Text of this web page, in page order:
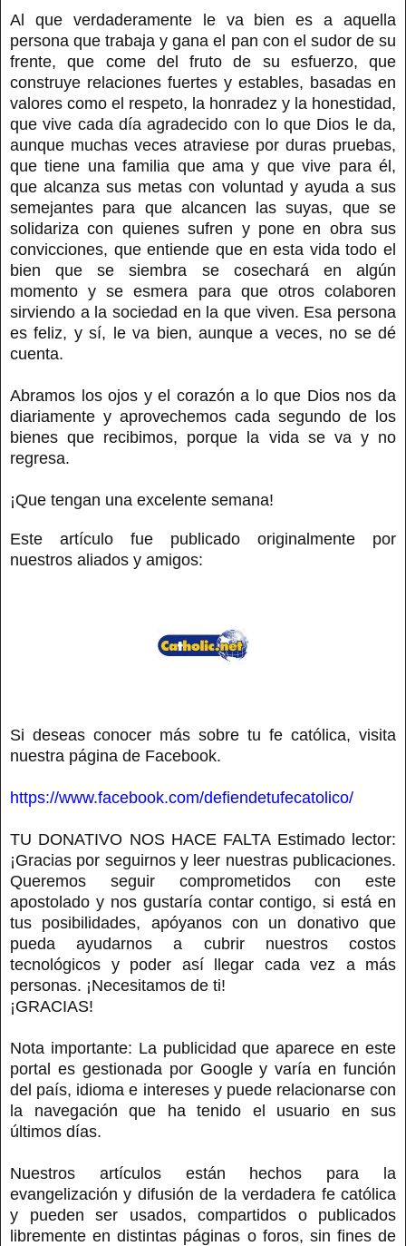
Al que verdaderamente le va bien es a aquella
persona que trabaja y gana el pan con el sudor de su
frente, que come del fruto de su esfuerzo, que
construye relaciones fuertes y estables, basadas en
valores como el respeto, la honradez y la honestidad,
que vive cada día agradecido con lo que Dios le da,
aunque muchas veces atraviese por duras pruebas,
que tiene una familia que ama y que vive para él,
que alcanza sus metas con voluntad y ayuda a sus
semejantes para que alcancen las suyas, que se
solidariza con quienes sufren y pone en obra sus
convicciones, que entiende que en esta vida todo el
bien que se siembra se cosechará en algún
momento y se esmera para que otros colaboren
sirviendo a la sociedad en la que viven. Esa persona
es feliz, y sí, le va bien, aunque a veces, no se dé
cuenta.
Abramos los ojos y el corazón a lo que Dios nos da
diariamente y aprovechemos cada segundo de los
bienes que recibimos, porque la vida se va y no
regresa.
¡Que tengan una excelente semana!
Este artículo fue publicado originalmente por
nuestros aliados y amigos:
Si deseas conocer más sobre tu fe católica, visita
nuestra página de Facebook.
https://www.facebook.com/defiendetufecatolico/
TU DONATIVO NOS HACE FALTA Estimado lector:
¡Gracias por seguirnos y leer nuestras publicaciones.
Queremos seguir comprometidos con este
apostolado y nos gustaría contar contigo, si está en
tus posibilidades, apóyanos con un donativo que
pueda ayudarnos a cubrir nuestros costos
tecnológicos y poder así llegar cada vez a más
personas. ¡Necesitamos de ti!
¡GRACIAS!
Nota importante: La publicidad que aparece en este
portal es gestionada por Google y varía en función
del país, idioma e intereses y puede relacionarse con
la navegación que ha tenido el usuario en sus
últimos días.
Nuestros artículos están hechos para la
evangelización y difusión de la verdadera fe católica
y pueden ser usados, compartidos o publicados
libremente en distintas páginas o foros, sin fines de